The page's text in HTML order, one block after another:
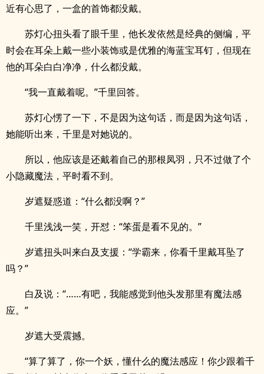
近有心思了，一盒的首饰都没戴。
苏灯心扭头看了眼千里，他长发依然是经典的侧编，平
时会在耳朵上戴一些小装饰或是优雅的海蓝宝耳钉，但现在
他的耳朵白白净净，什么都没戴。
“我一直戴着呢。”千里回答。
苏灯心愣了一下，不是因为这句话，而是因为这句话，
她能听出来，千里是对她说的。
所以，他应该是还戴着自己的那根凤羽，只不过做了个
小隐藏魔法，平时看不到。
岁遮疑惑道：“什么都没啊？”
千里浅浅一笑，开怼：“笨蛋是看不见的。”
岁遮扭头叫来白及支援：“学霸来，你看千里戴耳坠了
吗？”
白及说：“……有吧，我能感觉到他头发那里有魔法感
应。”
岁遮大受震撼。
“算了算了，你一个妖，懂什么的魔法感应！你少跟着千